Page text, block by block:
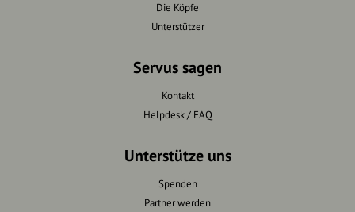
Die Köpfe
Unterstützer
Servus sagen
Kontakt
Helpdesk / FAQ
Unterstütze uns
Spenden
Partner werden